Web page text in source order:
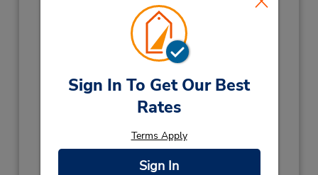
Sign In To Get Our Best
Rates
Terms Apply
Sign In
Horario de servicio:
Sun - Fri 8:00 AM - 12:00 AM; Sat 8:00 AM -
11:00 PM
Ubicación para depositar llaves
Si llega en avión, transporte hasta el
mostrador de alquiler y estacionamiento.
Obtener direcciones